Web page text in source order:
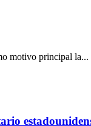
motivo principal la...